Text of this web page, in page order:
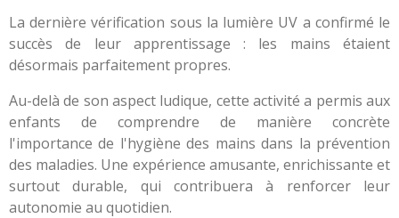
La dernière vérification sous la lumière UV a confirmé le
succès de leur apprentissage : les mains étaient
désormais parfaitement propres.
Au-delà de son aspect ludique, cette activité a permis aux
enfants de comprendre de manière concrète
l'importance de l'hygiène des mains dans la prévention
des maladies. Une expérience amusante, enrichissante et
surtout durable, qui contribuera à renforcer leur
autonomie au quotidien.